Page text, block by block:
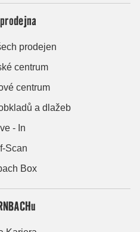
prodejen
centrum
centrum
a dlažeb
- In
Scan
Box